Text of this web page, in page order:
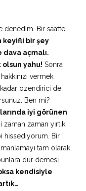
denedim. Bir saatte
keyifli bir şey
açmalı.
yahu! Sonra
vermek
özendirici de.
Ben mi?
iyi görünen
zaman zaman yırtık
hissediyorum. Bir
tam olarak
dur demesi
kendisiyle